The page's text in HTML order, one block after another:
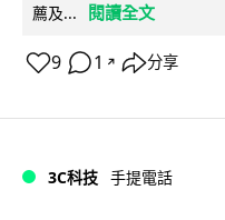
薦及...
閱讀全文
9 1 ↗ 分享
3C科技 手提電話